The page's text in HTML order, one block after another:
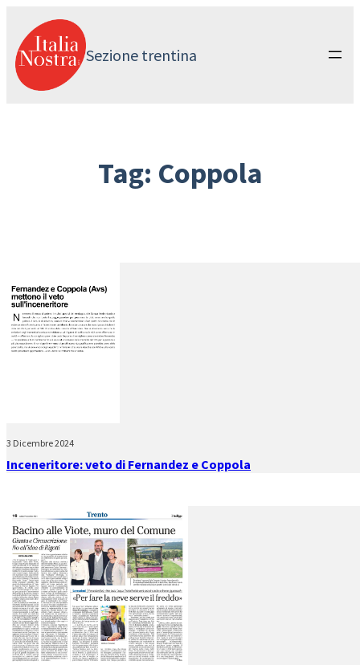
contenuto
Sezione trentina
Tag: Coppola
3 Dicembre 2024
Inceneritore: veto di Fernandez e Coppola